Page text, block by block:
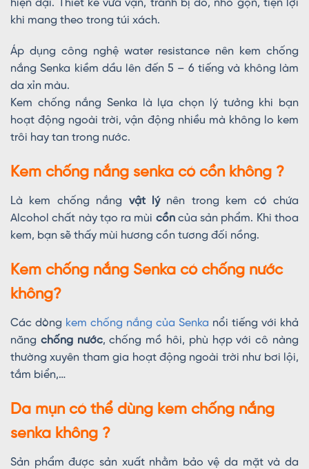
hiện đại. Thiết kế vừa vặn, tránh bị đổ, nhỏ gọn, tiện lợi
khi mang theo trong túi xách.
Áp dụng công nghệ water resistance nên kem chống
nắng Senka kiềm dầu lên đến 5 – 6 tiếng và không làm
da xỉn màu.
Kem chống nắng Senka là lựa chọn lý tưởng khi bạn
hoạt động ngoài trời, vận động nhiều mà không lo kem
trôi hay tan trong nước.
Kem chống nắng senka có cồn không ?
Là kem chống nắng vật lýnên trong kem có chứa
Alcohol chất này tạo ra mùi cồncủa sản phẩm. Khi thoa
kem, bạn sẽ thấy mùi hương cồn tương đối nồng.
Kem chống nắng Senka có chống nước
không?
Các dòng kem chống nắng của Senka nổi tiếng với khả
năng chống nước, chống mồ hôi, phù hợp với cô nàng
thường xuyên tham gia hoạt động ngoài trời như bơi lội,
tắm biển,…
Da mụn có thể dùng kem chống nắng
senka không ?
Sản phẩm được sản xuất nhằm bảo vệ da mặt và da